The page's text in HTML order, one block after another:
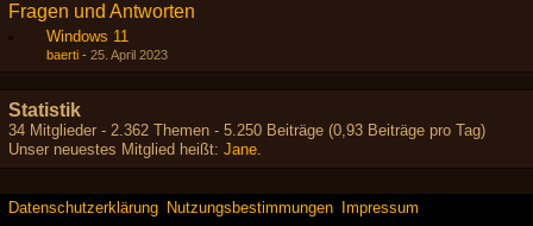
Fragen und Antworten
Windows 11
baerti - 25. April 2023
Statistik
34 Mitglieder - 2.362 Themen - 5.250 Beiträge (0,93 Beiträge pro Tag)
Unser neuestes Mitglied heißt: Jane.
Datenschutzerklärung Nutzungsbestimmungen Impressum